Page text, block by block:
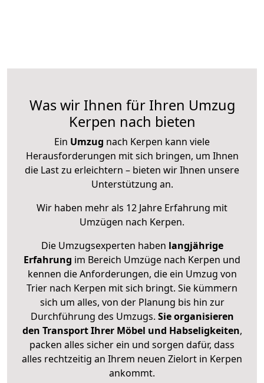
Was wir Ihnen für Ihren Umzug
Kerpen nach bieten
Ein Umzug nach Kerpen kann viele
Herausforderungen mit sich bringen, um Ihnen
die Last zu erleichtern – bieten wir Ihnen unsere
Unterstützung an.
Wir haben mehr als 12 Jahre Erfahrung mit
Umzügen nach Kerpen.
Die Umzugsexperten haben langjährige
Erfahrung im Bereich Umzüge nach Kerpen und
kennen die Anforderungen, die ein Umzug von
Trier nach Kerpen mit sich bringt. Sie kümmern
sich um alles, von der Planung bis hin zur
Durchführung des Umzugs. Sie organisieren
den Transport Ihrer Möbel und Habseligkeiten,
packen alles sicher ein und sorgen dafür, dass
alles rechtzeitig an Ihrem neuen Zielort in Kerpen
ankommt.